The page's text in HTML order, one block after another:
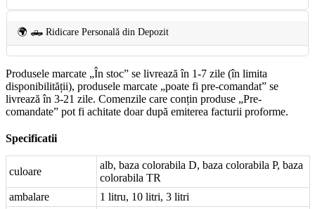
🌍 🛻 Ridicare Personală din Depozit
Produsele marcate „În stoc” se livrează în 1-7 zile (în limita
disponibilității), produsele marcate „poate fi pre-comandat” se
livrează în 3-21 zile. Comenzile care conțin produse „Pre-
comandate” pot fi achitate doar după emiterea facturii proforme.
Specificatii
culoare
alb, baza colorabila D, baza colorabila P, baza
colorabila TR
ambalare
1 litru, 10 litri, 3 litri